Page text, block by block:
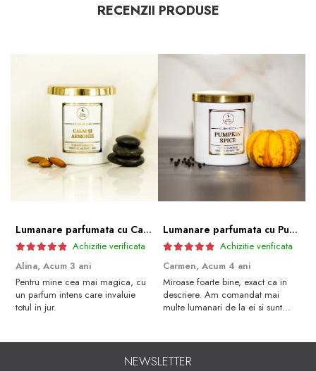
RECENZII PRODUSE
Lumanare parfumata cu Calm și armonie | Premium Alb 600gr.
Achizitie verificata
Alina, Acum 3 ani
Pentru mine cea mai magica, cu
un parfum intens care invaluie
totul in jur.
Lumanare parfumata cu Pumpkin spice | Premium Alb 600gr.
Achizitie verificata
Carmen, Acum 4 ani
Miroase foarte bine, exact ca in
descriere. Am comandat mai
multe lumanari de la ei si sunt
NEWSLETTER